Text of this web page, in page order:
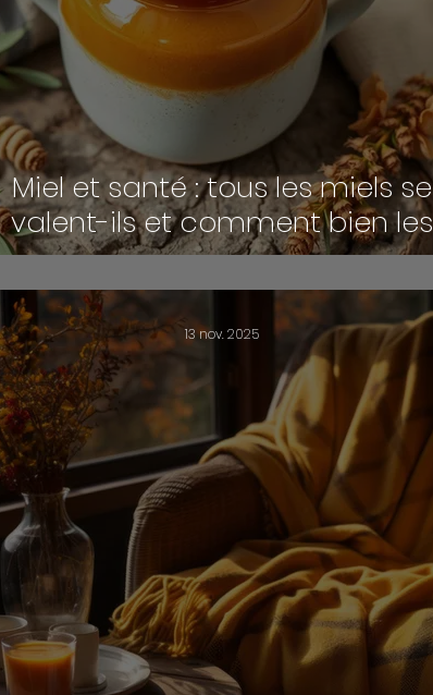
Miel et santé : tous les miels se
valent-ils et comment bien les
utiliser pour la santé ?
13 nov. 2025